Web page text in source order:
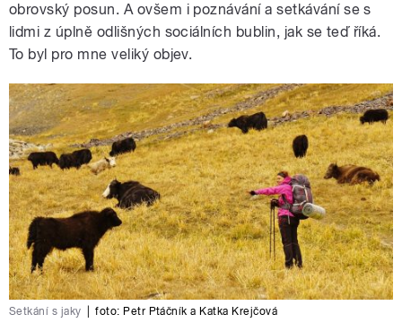
obrovský posun. A ovšem i poznávání a setkávání se s
lidmi z úplně odlišných sociálních bublin, jak se teď říká.
To byl pro mne veliký objev.
Setkání s jaky foto: Petr Ptáčník a Katka Krejčová